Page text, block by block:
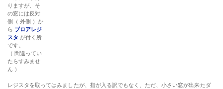
りますが、そ
の窓には反対
側（ 外側 ）か
ら ブロアレジ
スタ が付く所
です。
（ 間違ってい
たらすみませ
ん ）
レジスタを取ってはみましたが、指が入る訳でもなく、ただ、小さい窓が出来たダ